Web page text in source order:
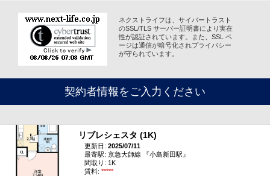
ネクストライフは、サイバートラスト
のSSL/TLS サーバー証明書により実在
性が認証されています。また、SSL ペ
ージは通信が暗号化されプライバシー
が守られています。
契約者情報をご入力ください
リブレシェスタ (1K)
更新日: 2025/07/11
最寄駅: 京急大師線 『小島新田駅』
間取り: 1K
賃料: *****